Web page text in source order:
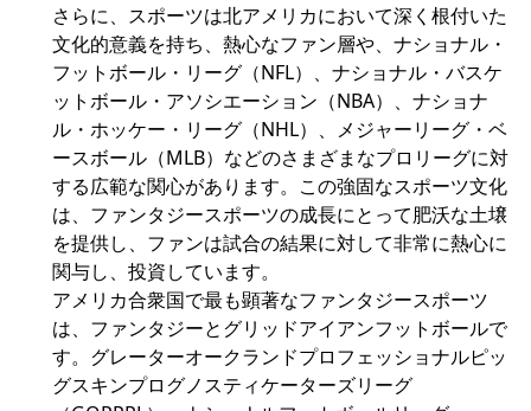
さらに、スポーツは北アメリカにおいて深く根付いた
文化的意義を持ち、熱心なファン層や、ナショナル・
フットボール・リーグ（NFL）、ナショナル・バスケ
ットボール・アソシエーション（NBA）、ナショナ
ル・ホッケー・リーグ（NHL）、メジャーリーグ・ベ
ースボール（MLB）などのさまざまなプロリーグに対
する広範な関心があります。この強固なスポーツ文化
は、ファンタジースポーツの成長にとって肥沃な土壌
を提供し、ファンは試合の結果に対して非常に熱心に
関与し、投資しています。
アメリカ合衆国で最も顕著なファンタジースポーツ
は、ファンタジーとグリッドアイアンフットボールで
す。グレーターオークランドプロフェッショナルピッ
グスキンプログノスティケーターズリーグ